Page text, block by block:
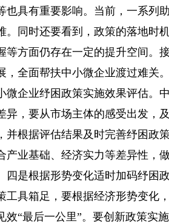
具有重要影响。当前，一系列
同时还要看到，政策的落地时
等方面仍存在一定的提升空间。
全面帮扶中小微企业渡过难关
企业纾困政策实施效果评估。
异，要从市场主体的感受出发，
并根据评估结果及时完善纾困政
产业基础、经济实力等差异性，
是根据形势变化适时加码纾困
工具箱足，要根据经济形势变化
“最后一公里”。要创新政策实